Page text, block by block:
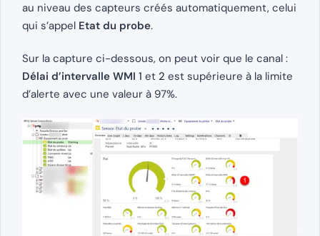
au niveau des capteurs créés automatiquement, celui
qui s’appel Etat du probe.
Sur la capture ci-dessous, on peut voir que le canal :
Délai d’intervalle WMI 1 et 2 est supérieure à la limite
d’alerte avec une valeur à 97%.